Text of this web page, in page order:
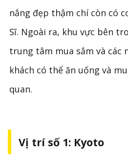
nắng đẹp thậm chí còn có
Sĩ. Ngoài ra, khu vực bên
trung tâm mua sắm và các
khách có thể ăn uống và
quan.
Vị trí số 1: Kyoto